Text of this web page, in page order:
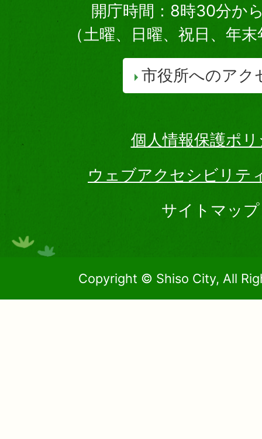
開庁時間：8時30分か
（土曜、日曜、祝日、年
市役所へのアク
個人情報保護ポ
ウェブアクセシビリテ
サイトマップ
Copyright © Shiso City, All